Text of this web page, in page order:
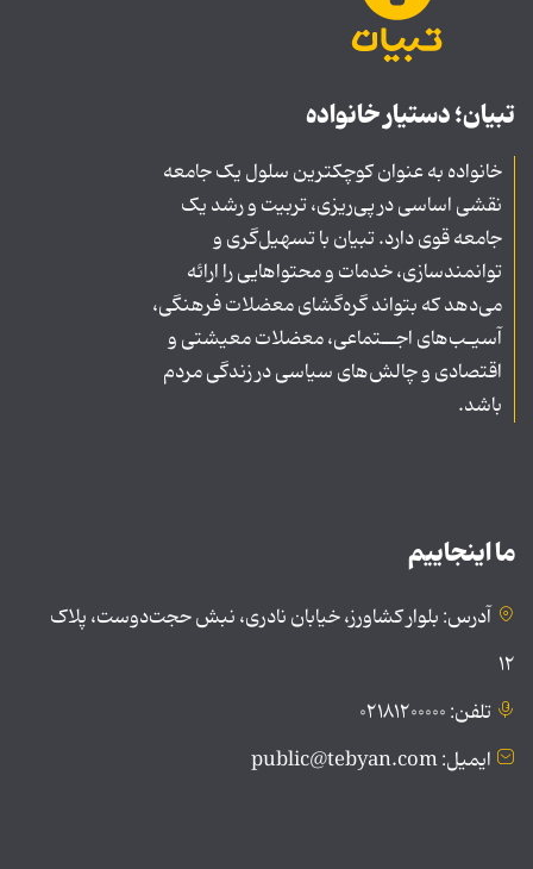
تبیان؛ دستیار خانواده
خانواده به عنوان کوچکترین سلول یک جامعه
نقشی اساسی در پی‌ریزی، تربیت و رشد یک
جامعه قوی دارد. تبیان با تسهیل‌گری و
توانمندسازی، خدمات و محتواهایی را ارائه
می‌دهد که بتواند گره‌گشای معضلات فرهنگی،
آسیـب‌های اجــتماعی، معضلات معیشتی و
اقتصادی و چالش‌های سیاسی در زندگی مردم
باشد.
ما اینجاییم
آدرس: بلوار کشاورز، خیابان نادری، نبش حجت‌دوست، پلاک
۱۲
تلفن: ۰۲۱۸۱۲۰۰۰۰۰
ایمیل: public@tebyan.com